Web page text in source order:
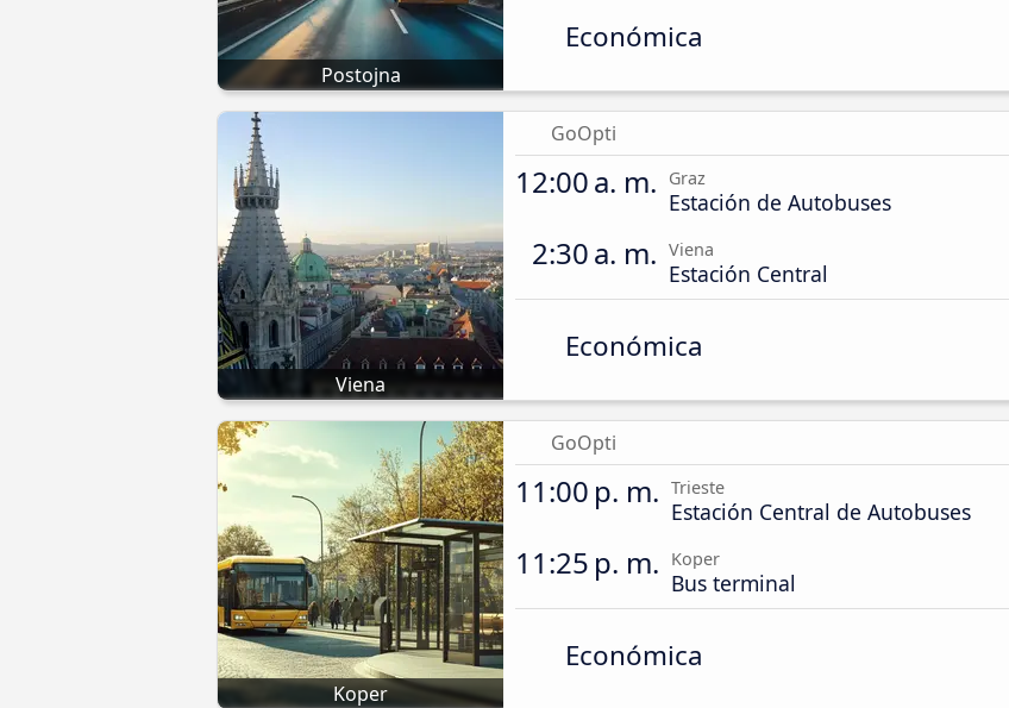
Postojna
Económica
Viena
GoOpti
12:00 a. m. Graz
Estación de Autobuses
2:30 a. m. Viena
Estación Central
Económica
Koper
GoOpti
11:00 p. m. Trieste
Estación Central de Autobuses
11:25 p. m. Koper
Bus terminal
Económica